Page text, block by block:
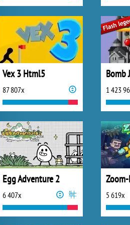
Vex 3 Html5
87 807x
Bomb
1 423
Egg Adventure 2
6 407x 5 619x